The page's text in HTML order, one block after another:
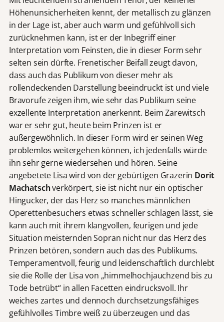
Höhenunsicherheiten kennt, der metallisch zu glänzen
in der Lage ist, aber auch warm und gefühlvoll sich
zurücknehmen kann, ist er der Inbegriff einer
Interpretation vom Feinsten, die in dieser Form sehr
selten sein dürfte. Frenetischer Beifall zeugt davon,
dass auch das Publikum von dieser mehr als
rollendeckenden Darstellung beeindruckt ist und viele
Bravorufe zeigen ihm, wie sehr das Publikum seine
exzellente Interpretation anerkennt. Beim Zarewitsch
war er sehr gut, heute beim Prinzen ist er
außergewöhnlich. In dieser Form wird er seinen Weg
problemlos weitergehen können, ich jedenfalls würde
ihn sehr gerne wiedersehen und hören. Seine
angebetete Lisa wird von der gebürtigen Grazerin Dorit
Machatschverkörpert, sie ist nicht nur ein optischer
Hingucker, der das Herz so manches männlichen
Operettenbesuchers etwas schneller schlagen lässt, sie
kann auch mit ihrem klangvollen, feurigen und jede
Situation meisternden Sopran nicht nur das Herz des
Prinzen betören, sondern auch das des Publikums.
Temperamentvoll, feurig und leidenschaftlich durchlebt
sie die Rolle der Lisa von „himmelhochjauchzend bis zu
Tode betrübt“ in allen Facetten eindrucksvoll. Ihr
weiches zartes und dennoch durchsetzungsfähiges
gefühlvolles Timbre weiß zu überzeugen und das